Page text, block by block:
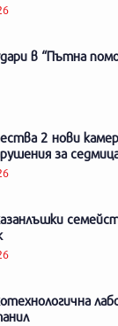
в “Пътна
2 нови
за